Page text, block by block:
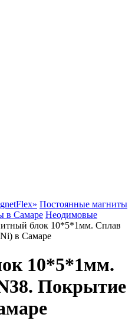
Постоянные магниты
в Самаре Неодимовые
блок 10*5*1мм. Сплав
в Самаре
10*5*1мм.
Покрытие